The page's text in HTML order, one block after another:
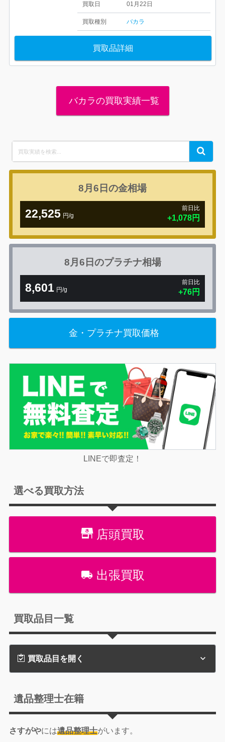
買取日 01月22日
買取種別 バカラ
買取品詳細
バカラの買取実績一覧
for:
Search
8月6日の金相場
22,525 円/g
前日比
+1,078円
8月6日のプラチナ相場
8,601 円/g
前日比
+76円
金・プラチナ買取価格
LINEで即査定！
選べる買取方法
店頭買取
出張買取
買取品目一覧
買取品目を開く
遺品整理士在籍
さすがやには遺品整理士がいます。